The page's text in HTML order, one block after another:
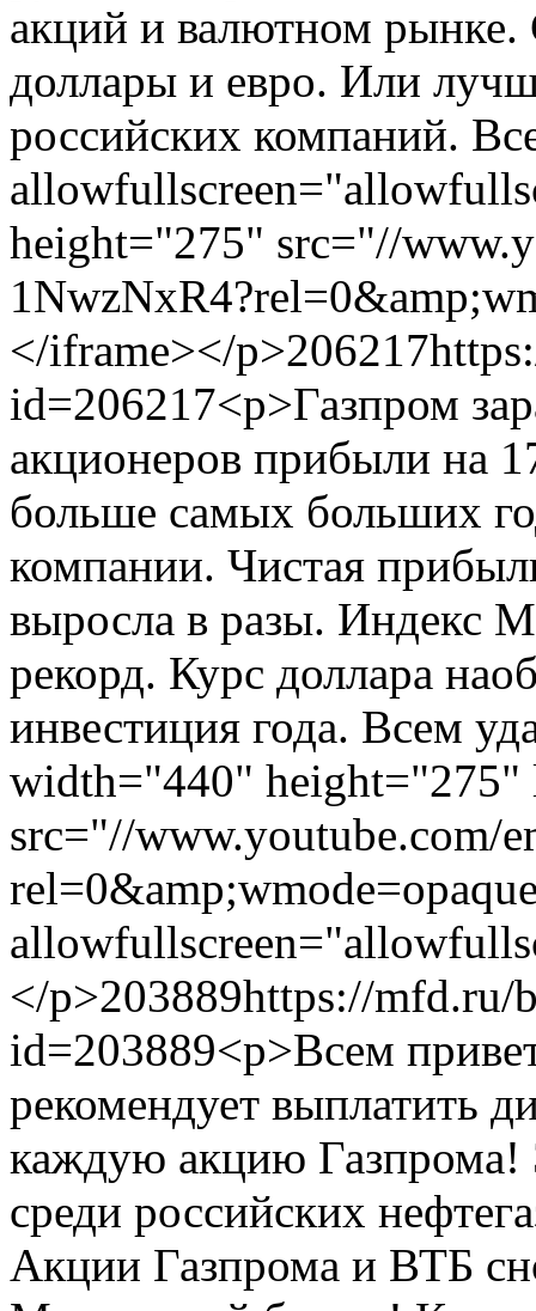
акций и валютном рынке.
доллары и евро. Или
российских компаний.
height="275" src="//
</iframe></p>206217
id=206217<p>Газпром
акционеров прибыли на
больше самых больших
компании. Чистая
выросла в разы. Индекс
рекорд. Курс доллара
инвестиция года. Всем
width="440"
src="//www.youtube.com/
</p>203889https://mfd.ru/
id=203889<p>Всем
рекомендует выплатить
каждую акцию
среди российских
Акции Газпрома и ВТБ